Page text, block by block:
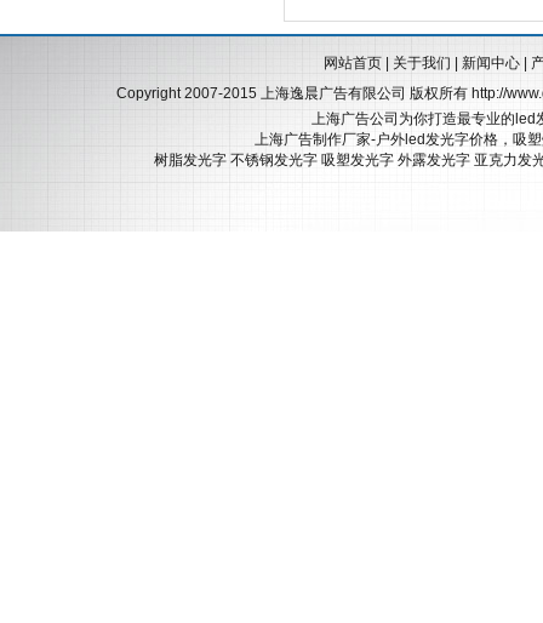
网站首页| 关于我们 新闻中心|
Copyright 2007-2015 上海逸晨广告有限公司 版权所有 http://
上海广告公司为你打造最专业的
上海广告制作厂家-户外led发光字价格，吸
树脂发光字 不锈钢发光字 吸塑发光字 外露发光字 亚克力发